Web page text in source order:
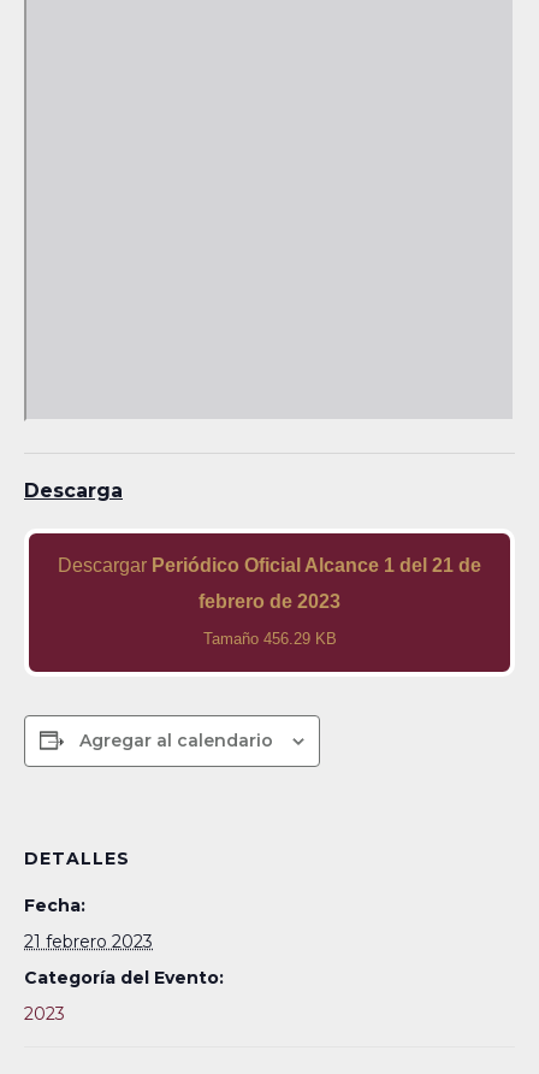
Descarga
Descargar Periódico Oficial Alcance 1 del 21 de
febrero de 2023
Tamaño 456.29 KB
Agregar al calendario
DETALLES
Fecha:
21 febrero 2023
Categoría del Evento:
2023